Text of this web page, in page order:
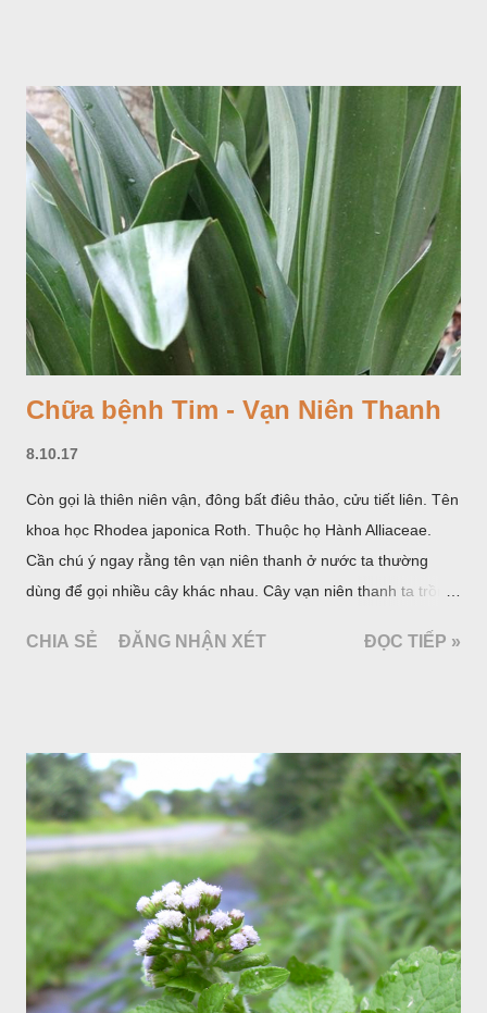
Chữa bệnh Tim - Vạn Niên Thanh
8.10.17
Còn gọi là thiên niên vận, đông bất điêu thảo, cửu tiết liên. Tên
khoa học Rhodea japonica Roth. Thuộc họ Hành Alliaceae.
Cần chú ý ngay rằng tên vạn niên thanh ở nước ta thường
dùng để gọi nhiều cây khác nhau. Cây vạn niên thanh ta trồng
Araceae. Còn cây vạn niên thanh giới thiệu ở đây thuộc họ
CHIA SẺ ĐĂNG NHẬN XÉT ĐỌC TIẾP »